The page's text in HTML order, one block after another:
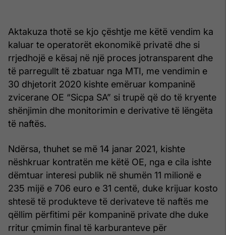
Aktakuza thotë se kjo çështje me këtë vendim ka
kaluar te operatorët ekonomikë privatë dhe si
rrjedhojë e kësaj në një proces jotransparent dhe
të parregullt të zbatuar nga MTI, me vendimin e
30 dhjetorit 2020 kishte emëruar kompaninë
zvicerane OE “Sicpa SA” si trupë që do të kryente
shënjimin dhe monitorimin e derivative të lëngëta
të naftës.
Ndërsa, thuhet se më 14 janar 2021, kishte
nëshkruar kontratën me këtë OE, nga e cila ishte
dëmtuar interesi publik në shumën 11 milionë e
235 mijë e 706 euro e 31 centë, duke krijuar kosto
shtesë të produkteve të derivateve të naftës me
qëllim përfitimi për kompaninë private dhe duke
rritur çmimin final të karburanteve për